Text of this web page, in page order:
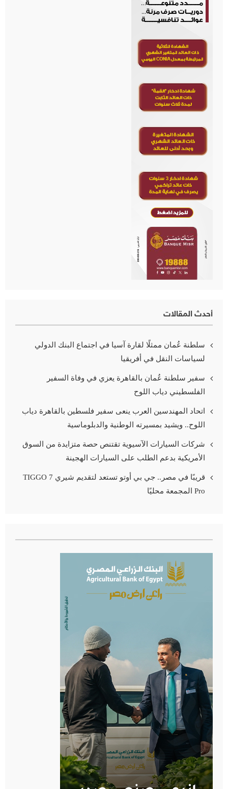
أحدث المقالات
سلطنة عُمان ممثلًا لقارة آسيا في اجتماع البنك الدولي
لسياسات النقل في أفريقيا
سفير سلطنة عُمان بالقاهرة يعزي في وفاة السفير
الفلسطيني دياب اللوح
اتحاد المهندسين العرب ينعى سفير فلسطين بالقاهرة دياب
اللوح.. ويشيد بمسيرته الوطنية والدبلوماسية
شركات السيارات الآسيوية تقتنص حصة متزايدة من السوق
الأمريكية بدعم الطلب على السيارات الهجينة
قريبًا في مصر.. جي بي أوتو تستعد لتقديم شيري TIGGO 7
Pro المجمعة محليًا